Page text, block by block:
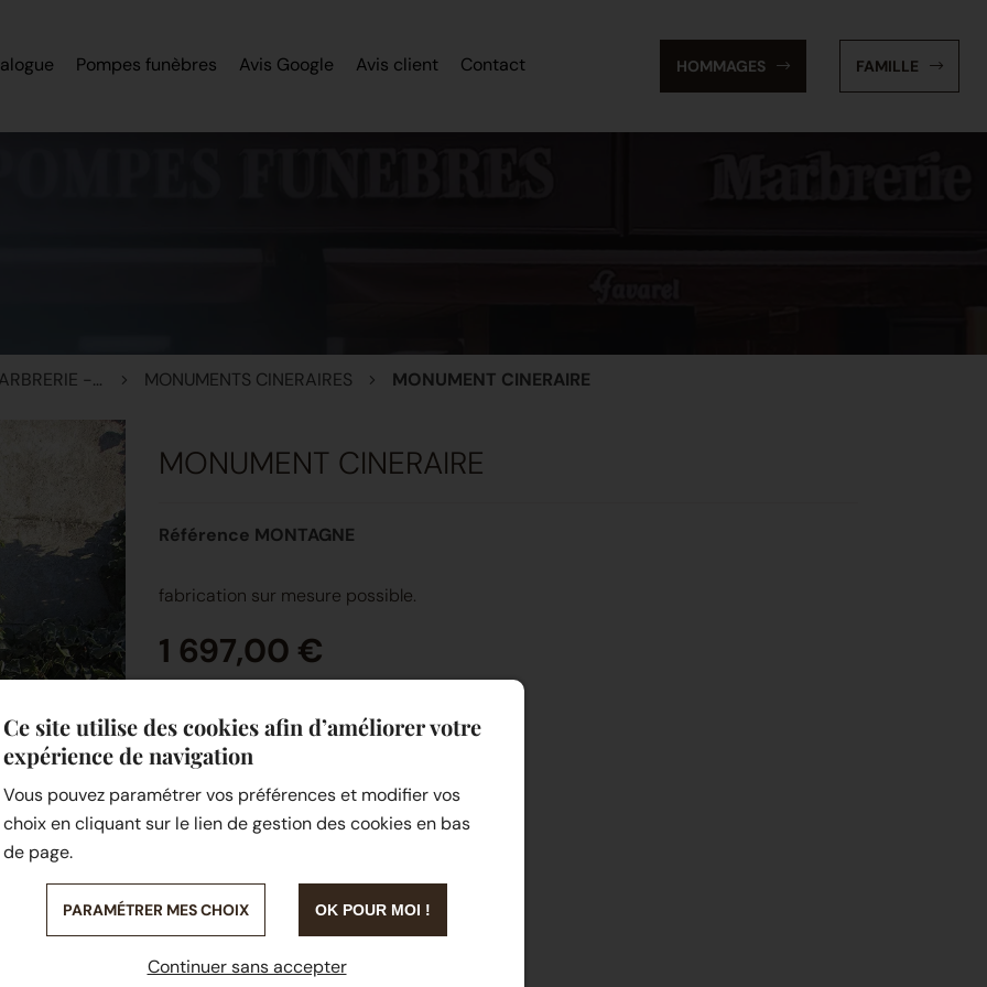
HOMMAGES
Pompes funèbres Avis Google Avis client Contact FAMILLE
MONUMENTS - MARBRERIE - STELES MONUMENTS CINERAIRES MONUMENT CINERAIRE
MONUMENT CINERAIRE
Référence MONTAGNE
fabrication sur mesure possible.
1 697,00 €
Ce site utilise des cookies afin d’améliorer votre
expérience de navigation
Vous pouvez paramétrer vos préférences et modifier vos
choix en cliquant sur le lien de gestion des cookies en bas
de page.
PARAMÉTRER MES CHOIX OK POUR MOI !
Continuer sans accepter